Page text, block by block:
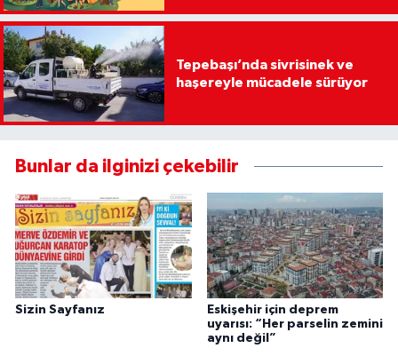
Tepebaşı’nda sivrisinek ve
haşereyle mücadele sürüyor
Bunlar da ilginizi çekebilir
Sizin Sayfanız
Eskişehir için deprem
uyarısı: “Her parselin zemini
aynı değil”